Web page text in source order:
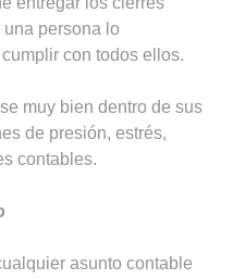
persona lo
con todos ellos.
muy bien dentro de sus
de presión, estrés,
contables.
asunto contable